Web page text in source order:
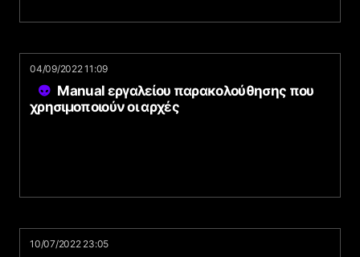
04/09/2022 11:09
Manual εργαλείου παρακολούθησης που
χρησιμοποιούν οι αρχές
10/07/2022 23:05